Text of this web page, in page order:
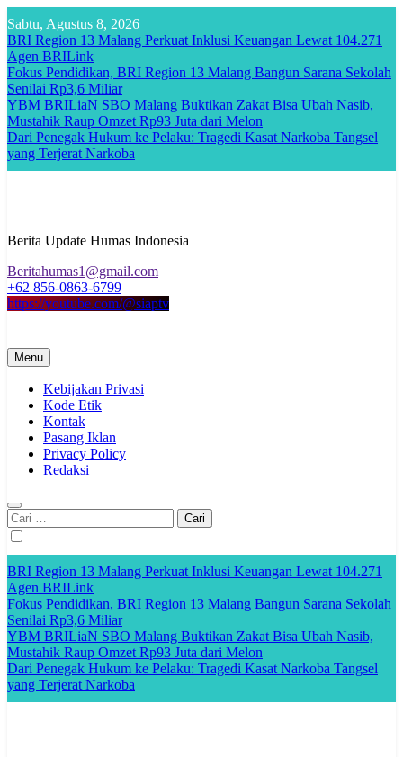
to
content
Sabtu, Agustus 8, 2026
BRI Region 13 Malang Perkuat Inklusi Keuangan Lewat 104.271
Agen BRILink
Fokus Pendidikan, BRI Region 13 Malang Bangun Sarana Sekolah
Senilai Rp3,6 Miliar
YBM BRILiaN SBO Malang Buktikan Zakat Bisa Ubah Nasib,
Mustahik Raup Omzet Rp93 Juta dari Melon
Dari Penegak Hukum ke Pelaku: Tragedi Kasat Narkoba Tangsel
yang Terjerat Narkoba
Berita Update Humas Indonesia
Beritahumas1@gmail.com
+62 856-0863-6799
https://youtube.com/@siaptv
Menu
Kebijakan Privasi
Kode Etik
Kontak
Pasang Iklan
Privacy Policy
Redaksi
Cari
untuk:
BRI Region 13 Malang Perkuat Inklusi Keuangan Lewat 104.271
Agen BRILink
Fokus Pendidikan, BRI Region 13 Malang Bangun Sarana Sekolah
Senilai Rp3,6 Miliar
YBM BRILiaN SBO Malang Buktikan Zakat Bisa Ubah Nasib,
Mustahik Raup Omzet Rp93 Juta dari Melon
Dari Penegak Hukum ke Pelaku: Tragedi Kasat Narkoba Tangsel
yang Terjerat Narkoba